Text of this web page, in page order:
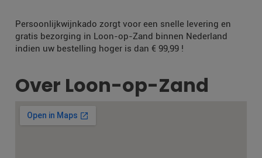
Persoonlijkwijnkado zorgt voor een snelle levering en
gratis bezorging in Loon-op-Zand binnen Nederland
indien uw bestelling hoger is dan € 99,99 !
Over Loon-op-Zand